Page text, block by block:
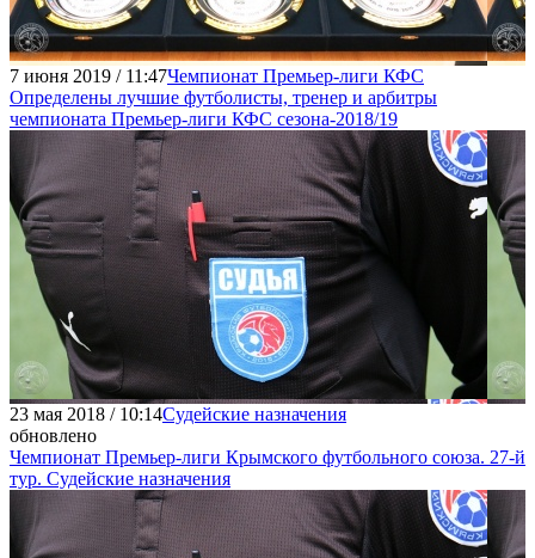
7 июня 2019 / 11:47Чемпионат Премьер-лиги КФС
Определены лучшие футболисты, тренер и арбитры
чемпионата Премьер-лиги КФС сезона-2018/19
23 мая 2018 / 10:14Судейские назначения
обновлено
Чемпионат Премьер-лиги Крымского футбольного союза. 27-й
тур. Судейские назначения